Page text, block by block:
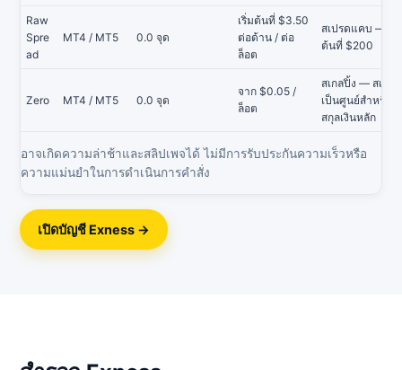
Raw
Spre
ad
MT4 / MT5 0.0 จุด
เริ่มต้นที่ $3.50
ต่อด้าน / ต่อ
ล็อต
สเปรดแคบ — เริ่
ต้นที่ $200
Zero MT4 / MT5 0.0 จุด
จาก $0.05 /
ล็อต
สเกลปิ้ง — สเปรด
เป็นศูนย์สำหรับคู่
สกุลเงินหลัก
อาจเกิดความล่าช้าและสลิปเพจได้ ไม่มีการรับประกันความเร็วหรือ
ความแม่นยำในการดำเนินการคำสั่ง
เปิดบัญชี Exness →